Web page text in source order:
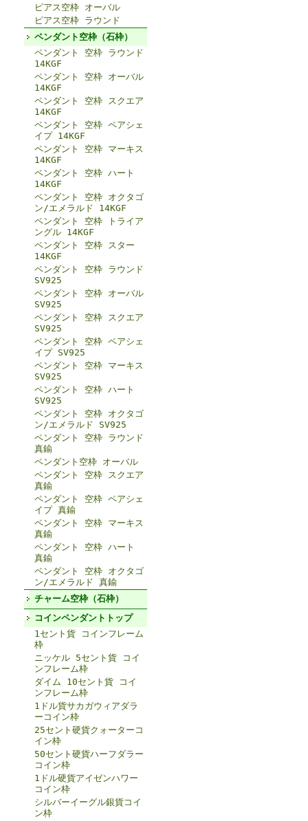
ピアス空枠 オーバル
ピアス空枠 ラウンド
ペンダント空枠（石枠）
ペンダント 空枠 ラウンド
14KGF
ペンダント 空枠 オーバル
14KGF
ペンダント 空枠 スクエア
14KGF
ペンダント 空枠 ペアシェ
イプ 14KGF
ペンダント 空枠 マーキス
14KGF
ペンダント 空枠 ハート
14KGF
ペンダント 空枠 オクタゴ
ン/エメラルド 14KGF
ペンダント 空枠 トライア
ングル 14KGF
ペンダント 空枠 スター
14KGF
ペンダント 空枠 ラウンド
SV925
ペンダント 空枠 オーバル
SV925
ペンダント 空枠 スクエア
SV925
ペンダント 空枠 ペアシェ
イプ SV925
ペンダント 空枠 マーキス
SV925
ペンダント 空枠 ハート
SV925
ペンダント 空枠 オクタゴ
ン/エメラルド SV925
ペンダント 空枠 ラウンド
真鍮
ペンダント空枠 オーバル
ペンダント 空枠 スクエア
真鍮
ペンダント 空枠 ペアシェ
イプ 真鍮
ペンダント 空枠 マーキス
真鍮
ペンダント 空枠 ハート
真鍮
ペンダント 空枠 オクタゴ
ン/エメラルド 真鍮
チャーム空枠（石枠）
コインペンダントトップ
1セント貨 コインフレーム
枠
ニッケル 5セント貨 コイ
ンフレーム枠
ダイム 10セント貨 コイ
ンフレーム枠
1ドル貨サカガウィアダラ
ーコイン枠
25セント硬貨クォーターコ
イン枠
50セント硬貨ハーフダラー
コイン枠
1ドル硬貨アイゼンハワー
コイン枠
シルバーイーグル銀貨コイ
ン枠